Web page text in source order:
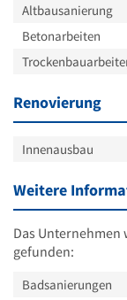
Altbausanierung
Betonarbeiten
Renovierung
Innenausbau
Weitere
Das
gefunden:
Badsanierungen